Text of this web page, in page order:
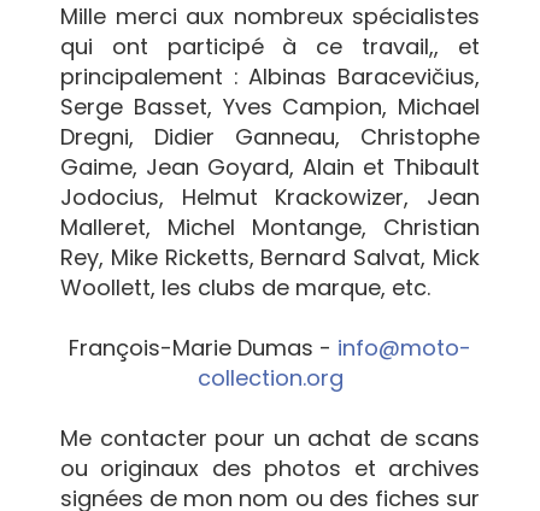
Mille merci aux nombreux spécialistes
qui ont participé à ce travail,, et
principalement : Albinas Baracevičius,
Serge Basset, Yves Campion, Michael
Dregni, Didier Ganneau, Christophe
Gaime, Jean Goyard, Alain et Thibault
Jodocius, Helmut Krackowizer, Jean
Malleret, Michel Montange, Christian
Rey, Mike Ricketts, Bernard Salvat, Mick
Woollett, les clubs de marque, etc.
François-Marie Dumas - info@moto-
collection.org
Me contacter pour un achat de scans
ou originaux des photos et archives
signées de mon nom ou des fiches sur